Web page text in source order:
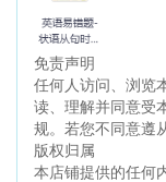
免责声明
任何人访问、浏览
读、理解并同意受
规。若您不同意遵
版权归属
本店铺提供的任何